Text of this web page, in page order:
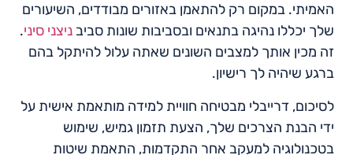
האמיתי. במקום רק להתאמן באזורים מבודדים, השיעורים
שלך יכללו נהיגה בתנאים ובסביבות שונות סביב ניצני סיני.
זה מכין אותך למצבים השונים שאתה עלול להיתקל בהם
ברגע שיהיה לך רישיון.
לסיכום, דרייבלי מבטיחה חוויית למידה מותאמת אישית על
ידי הבנת הצרכים שלך, הצעת תזמון גמיש, שימוש
בטכנולוגיה למעקב אחר התקדמות, התאמת שיטות